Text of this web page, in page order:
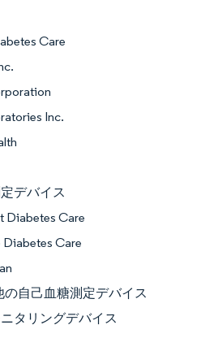
Care
Inc.
デバイス
Diabetes Care
Diabetes Care
の自己血糖測定デバイス
タリングデバイス